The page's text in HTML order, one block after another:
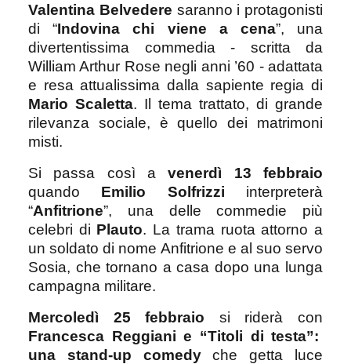
Valentina Belvedere saranno i protagonisti
di “Indovina chi viene a cena”, una
divertentissima commedia - scritta da
William Arthur Rose negli anni ’60 - adattata
e resa attualissima dalla sapiente regia di
Mario Scaletta. Il tema trattato, di grande
rilevanza sociale, è quello dei matrimoni
misti.
Si passa così avenerdì 13 febbraio
quando Emilio Solfrizzi interpreterà
“Anfitrione”, una delle commedie più
celebri di Plauto. La trama ruota attorno a
un soldato di nome Anfitrione e al suo servo
Sosia, che tornano a casa dopo una lunga
campagna militare.
Mercoledì 25 febbraio si riderà con
Francesca Reggiani e “Titoli di testa”:
una stand-up comedyche getta luce